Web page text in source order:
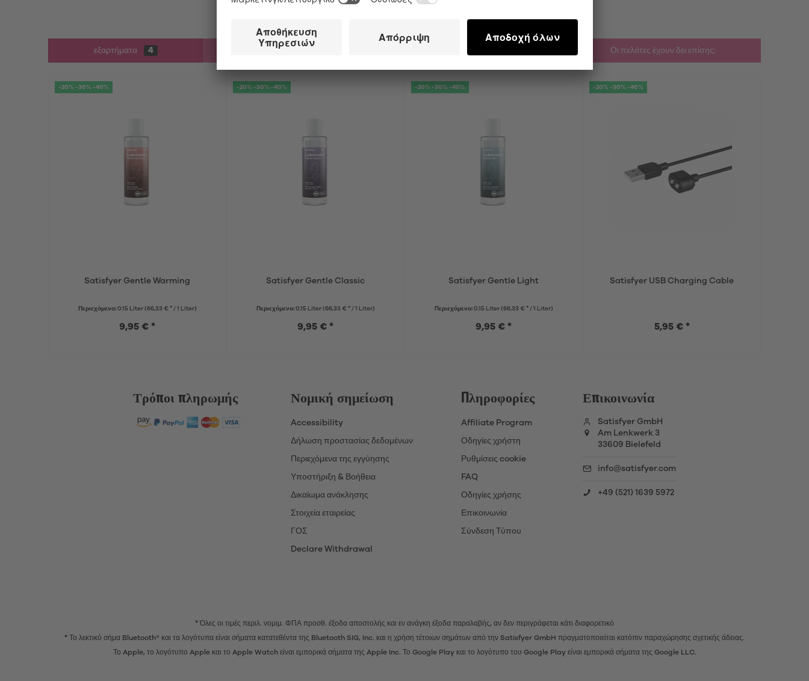
εξαρτήματα 4 Όμοια προϊόντα: Οι πελάτες έχουν δει επίσης:
-20% -30% -40%
Satisfyer Gentle Warming
Περιεχόμενο: 0.15 Liter (66,33 € * / 1 Liter)
9,95 € *
-20% -30% -40%
Satisfyer Gentle Classic
Περιεχόμενο: 0.15 Liter (66,33 € * / 1 Liter)
9,95 € *
-20% -30% -40%
Satisfyer Gentle Light
Περιεχόμενο: 0.15 Liter (66,33 € * / 1 Liter)
9,95 € *
-20% -30% -40%
Satisfyer USB Charging Cable
5,95 € *
Τρόποι πληρωμής Νομική σημείωση
Accessibility
Δήλωση προστασίας δεδομένων
Περιεχόμενα της εγγύησης
Υποστήριξη & Βοήθεια
Δικαίωμα ανάκλησης
Στοιχεία εταιρείας
ΓΟΣ
Declare Withdrawal
Πληροφορίες
Affiliate Program
Οδηγίες χρήστη
Ρυθμίσεις cookie
FAQ
Οδηγίες χρήσης
Επικοινωνία
Σύνδεση Τύπου
Επικοινωνία
Satisfyer GmbH
Am Lenkwerk 3
33609 Bielefeld
info@satisfyer.com
+49 (521) 1639 5972
* Όλες οι τιμές περιλ. νομιμ. ΦΠΑ προσθ. έξοδα αποστολής και εν ανάγκη έξοδα παραλαβής, αν δεν περιγράφεται κάτι διαφορετικό
* Το λεκτικό σήμα Bluetooth® και τα λογότυπα είναι σήματα κατατεθέντα της Bluetooth SIG, Inc. και η χρήση τέτοιων σημάτων από την Satisfyer GmbH πραγματοποιείται κατόπιν παραχώρησης σχετικής άδειας.
Το Apple, το λογότυπο Apple και το Apple Watch είναι εμπορικά σήματα της Apple Inc. Το Google Play και το λογότυπο του Google Play είναι εμπορικά σήματα της Google LLC.